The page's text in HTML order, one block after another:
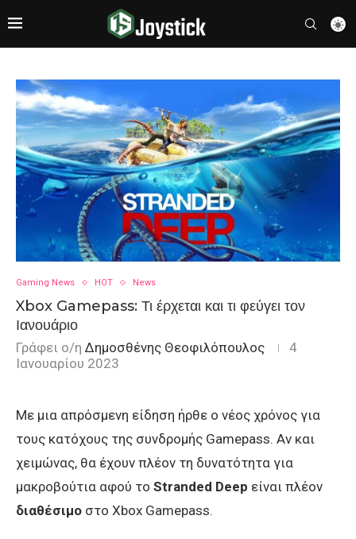
Gaming News HOT News
Xbox Gamepass: Τι έρχεται και τι φεύγει τον
Ιανουάριο
Γράφει ο/η Δημοσθένης Θεοφιλόπουλος
4
Ιανουαρίου 2023
Με μια απρόσμενη είδηση ήρθε ο νέος χρόνος για
τους κατόχους της συνδρομής Gamepass. Αν και
χειμώνας, θα έχoυν πλέον τη δυνατότητα για
μακροβούτια αφού το Stranded Deep είναι πλέον
διαθέσιμο στο Xbox Gamepass.